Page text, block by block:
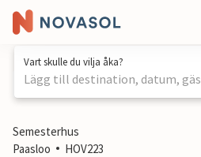
Vart skulle du vilja åka?
Lägg till destination, datum,
1 / 29
Semesterhus
Paasloo
HOV223